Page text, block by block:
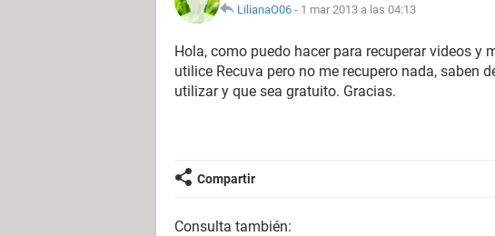
LilianaO06 - 1 mar 2013 a las 04:13
Hola, como puedo hacer para recuperar videos y
utilice Recuva pero no me recupero nada, saben
utilizar y que sea gratuito. Gracias.
Compartir
Consulta también: